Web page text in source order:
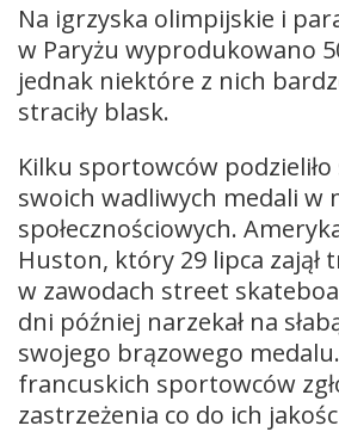
Na igrzyska olimpijskie i
w Paryżu wyprodukowano
jednak niektóre z nich
straciły blask.
Kilku sportowców podzieliło
swoich wadliwych medali w
społecznościowych.
Huston, który 29 lipca zajął
w zawodach street
dni później narzekał na
swojego brązowego
francuskich sportowców
zastrzeżenia co do ich